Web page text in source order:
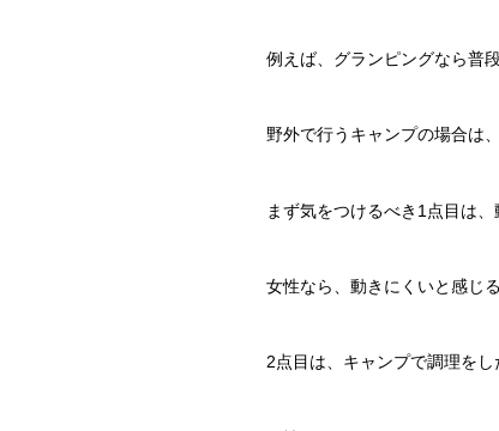
例えば、グランピングなら普
野外で行うキャンプの場合は
まず気をつけるべき1点目は
女性なら、動きにくいと感じ
2点目は、キャンプで調理を